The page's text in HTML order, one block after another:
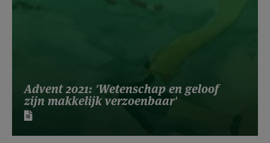
Advent 2021: 'Wetenschap en geloof
zijn makkelijk verzoenbaar'